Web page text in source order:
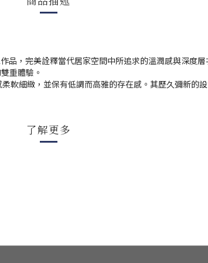
，完美詮釋當代居家空間中所追求的溫潤感與深度層
重體驗。
細緻，並保有低調而高雅的存在感。其歷久彌新的
了解更多